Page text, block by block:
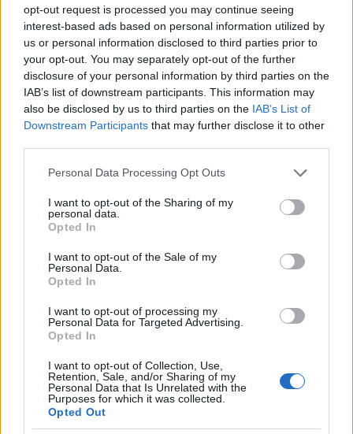
opt-out request is processed you may continue seeing
interest-based ads based on personal information utilized by
us or personal information disclosed to third parties prior to
your opt-out. You may separately opt-out of the further
disclosure of your personal information by third parties on the
IAB’s list of downstream participants. This information may
also be disclosed by us to third parties on the IAB’s List of
Downstream Participants that may further disclose it to other
Please note that this website/app uses one or more Google
not limited to your visit or usage behaviour. You may click to
grant or deny consent to Google and its third-party tags to
use your data for below specified purposes in below Google
consent section.
Personal Data Processing Opt Outs
I want to opt-out of the Sharing of my
personal data.
Opted In
I want to opt-out of the Sale of my
Personal Data.
Opted In
I want to opt-out of processing my
Personal Data for Targeted Advertising.
Opted In
I want to opt-out of Collection, Use,
Retention, Sale, and/or Sharing of my
Personal Data that Is Unrelated with the
Purposes for which it was collected.
Opted Out
A textileket is egyedileg terveztették, ezeket a híres és
divatos művész, Szabó Éva nem csak megtervezte, de
meg is szőtte. Ő ruhákat is varrt, többek között
Horthy István feleségének is szállított egy egyedi
darabot - amelyből aztán saját magának is
készíttetett titokban egyet...